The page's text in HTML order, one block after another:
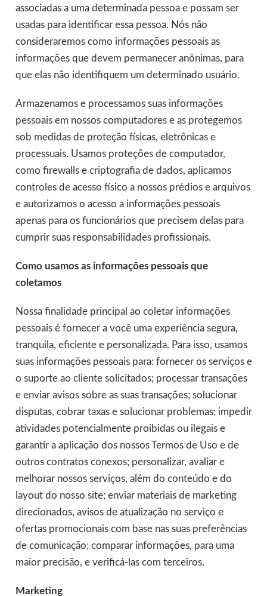
associadas a uma determinada pessoa e possam ser
usadas para identificar essa pessoa. Nós não
consideraremos como informações pessoais as
informações que devem permanecer anônimas, para
que elas não identifiquem um determinado usuário.
Armazenamos e processamos suas informações
pessoais em nossos computadores e as protegemos
sob medidas de proteção físicas, eletrônicas e
processuais. Usamos proteções de computador,
como firewalls e criptografia de dados, aplicamos
controles de acesso físico a nossos prédios e arquivos
e autorizamos o acesso a informações pessoais
apenas para os funcionários que precisem delas para
cumprir suas responsabilidades profissionais.
Como usamos as informações pessoais que
coletamos
Nossa finalidade principal ao coletar informações
pessoais é fornecer a você uma experiência segura,
tranquila, eficiente e personalizada. Para isso, usamos
suas informações pessoais para: fornecer os serviços e
o suporte ao cliente solicitados; processar transações
e enviar avisos sobre as suas transações; solucionar
disputas, cobrar taxas e solucionar problemas; impedir
atividades potencialmente proibidas ou ilegais e
garantir a aplicação dos nossos Termos de Uso e de
outros contratos conexos; personalizar, avaliar e
melhorar nossos serviços, além do conteúdo e do
layout do nosso site; enviar materiais de marketing
direcionados, avisos de atualização no serviço e
ofertas promocionais com base nas suas preferências
de comunicação; comparar informações, para uma
maior precisão, e verificá-las com terceiros.
Marketing